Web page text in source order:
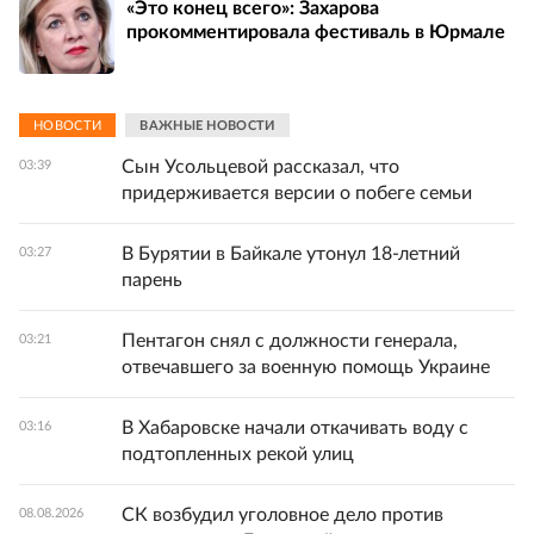
«Это конец всего»: Захарова
прокомментировала фестиваль в Юрмале
НОВОСТИ ВАЖНЫЕ НОВОСТИ
03:39
Сын Усольцевой рассказал, что
придерживается версии о побеге семьи
03:27
В Бурятии в Байкале утонул 18-летний
парень
03:21
Пентагон снял с должности генерала,
отвечавшего за военную помощь Украине
03:16
В Хабаровске начали откачивать воду с
подтопленных рекой улиц
08.08.2026
СК возбудил уголовное дело против